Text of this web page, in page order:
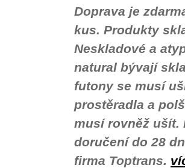
Doprava je
kus. Produkty
Neskladové a
natural bývají
futony se musí
prostěradla a
musí rovněž ušít.
doručení do 28
firma Toptrans.